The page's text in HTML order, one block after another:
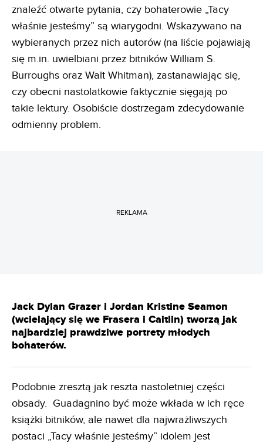
znaleźć otwarte pytania, czy bohaterowie „Tacy
właśnie jesteśmy” są wiarygodni. Wskazywano na
wybieranych przez nich autorów (na liście pojawiają
się m.in. uwielbiani przez bitników William S.
Burroughs oraz Walt Whitman), zastanawiając się,
czy obecni nastolatkowie faktycznie sięgają po
takie lektury. Osobiście dostrzegam zdecydowanie
odmienny problem.
REKLAMA
Jack Dylan Grazer i Jordan Kristine Seamon
(wcielający się we Frasera i Caitlin) tworzą jak
najbardziej prawdziwe portrety młodych
bohaterów.
Podobnie zresztą jak reszta nastoletniej części
obsady. Guadagnino być może wkłada w ich ręce
książki bitników, ale nawet dla najwrażliwszych
postaci „Tacy właśnie jesteśmy” idolem jest